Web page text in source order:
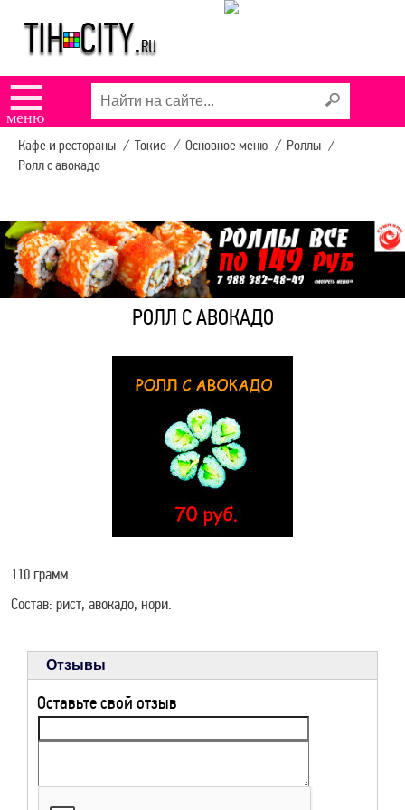
АВТОБУСОВ
УСЛУГИ В ТИХОРЕЦКЕ
КОНЦЕРТЫ И
9 МАЯ В ТИХОРЕЦКЕ
РЕКЛАМА НА САЙТЕ
ЗАДЫМЛЕНИЕ
ТИХОРЕЦКА SOS
РЕЦЕПТЫ ДЛЯ
ЗДОРОВЬЯ
☰
меню
Кафе и рестораны / Токио / Основное меню / Роллы /
Ролл с авокадо
РОЛЛ С АВОКАДО
110 грамм
Состав: рист, авокадо, нори.
Отзывы
Оставьте свой отзыв